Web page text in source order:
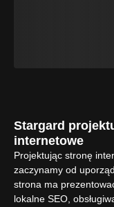
Stargard
internetowe
Projektując stronę
zaczynamy od
strona ma
lokalne SEO,